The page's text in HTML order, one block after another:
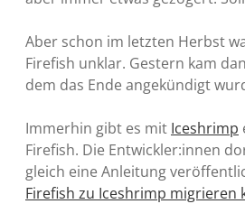
Aber schon im letzten Herbst
Firefish unklar. Gestern kam
dem das Ende angekündigt
Immerhin gibt es mit Iceshrimp
Firefish. Die Entwickler:innen
gleich eine Anleitung
Firefish zu Iceshrimp migrieren